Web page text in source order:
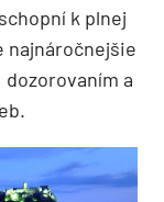
k plnej
najnáročnejšie
a